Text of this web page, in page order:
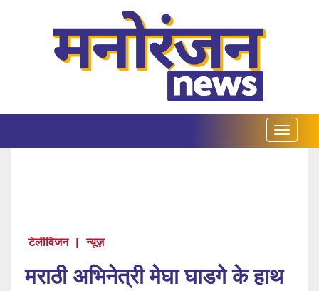
टेलीविजन | न्यूज़
मराठी अभिनेत्री मेघा घाडगे के हाथ